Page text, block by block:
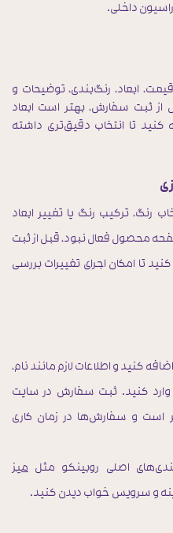
داخلی.
ابعاد، رنگ‌بندی، توضیحات و
ثبت سفارش، بهتر است ابعاد
تا انتخاب دقیق‌تری داشته
رنگ، ترکیب رنگ یا تغییر ابعاد
محصول فعال نبود، قبل از ثبت
تا امکان اجرای تغییرات بررسی
کنید و اطلاعات لازم مانند نام،
کنید. ثبت سفارش در سایت
امکان‌پذیر است و سفارش‌ها در زمان کاری
اصلی روبینکو مثل میز
و سرویس خواب دیدن کنید.